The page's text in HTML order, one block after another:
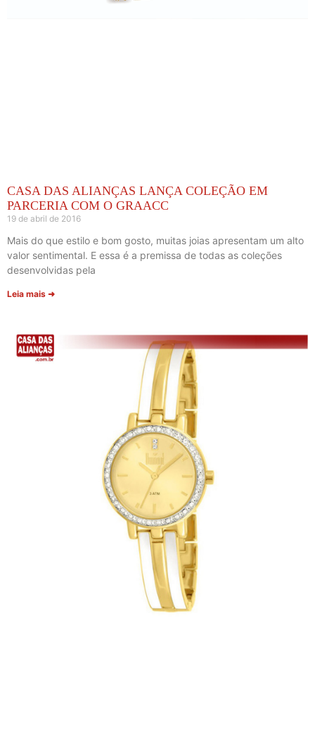
CASA DAS ALIANÇAS LANÇA COLEÇÃO EM
PARCERIA COM O GRAACC
19 de abril de 2016
Mais do que estilo e bom gosto, muitas joias apresentam um alto
valor sentimental. E essa é a premissa de todas as coleções
desenvolvidas pela
Leia mais ➜